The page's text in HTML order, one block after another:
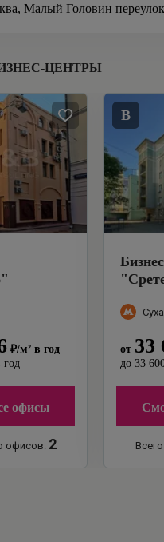
Малый Головин
ЦЕНТРЫ
"
₽/м² в год
год
офисы
офисов: 2
B
"
от 33
до 33